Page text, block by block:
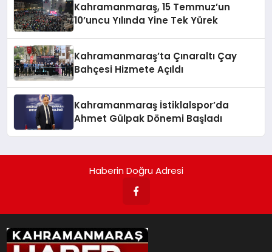
Kahramanmaraş, 15 Temmuz’un
10’uncu Yılında Yine Tek Yürek
Kahramanmaraş’ta Çınaraltı Çay
Bahçesi Hizmete Açıldı
Kahramanmaraş İstiklalspor’da
Ahmet Gülpak Dönemi Başladı
Haberin Doğru Adresi